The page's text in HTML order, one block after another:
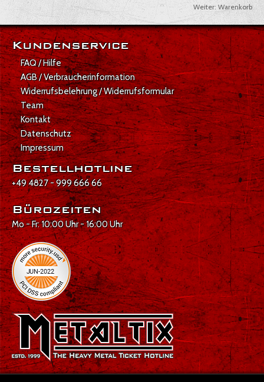
Weiter: Warenkorb
Gesamt: € 39,20
Kundenservice
FAQ / Hilfe
AGB / Verbraucherinformation
Widerrufsbelehrung / Widerrufsformular
Team
Kontakt
Datenschutz
Impressum
Bestellhotline
+49 4827 - 999 666 66
Bürozeiten
Mo - Fr: 10:00 Uhr - 16:00 Uhr